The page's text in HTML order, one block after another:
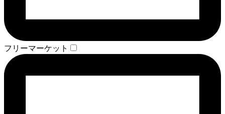
フリーマーケット